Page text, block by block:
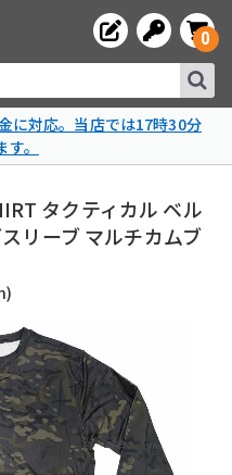
0
に対応。当店では17時30分
。
タクティカル ベル
リーブ マルチカムブ